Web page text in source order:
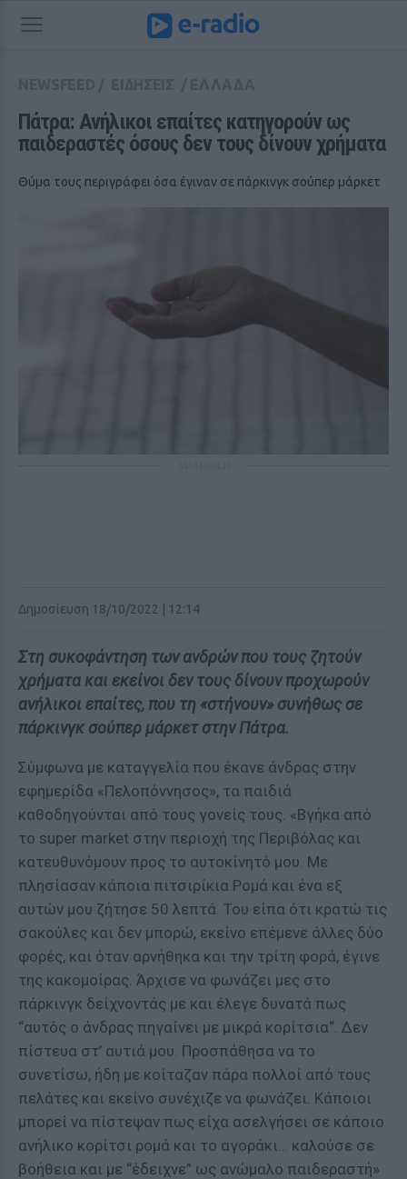
Πάτρα: Ανήλικοι επαίτες κατηγορούν ως
παιδεραστές όσους δεν τους δίνουν χρήματα
Θύμα τους περιγράφει όσα έγιναν σε πάρκινγκ σούπερ μάρκετ
Δημοσίευση 18/10/2022 | 12:14
Στη συκοφάντηση των ανδρών που τους ζητούν
χρήματα και εκείνοι δεν τους δίνουν προχωρούν
ανήλικοι επαίτες, που τη «στήνουν» συνήθως σε
πάρκινγκ σούπερ μάρκετ στην Πάτρα.
Σύμφωνα με καταγγελία που έκανε άνδρας στην
εφημερίδα «Πελοπόννησος», τα παιδιά
καθοδηγούνται από τους γονείς τους. «Βγήκα από
το super market στην περιοχή της Περιβόλας και
κατευθυνόμουν προς το αυτοκίνητό μου. Με
πλησίασαν κάποια πιτσιρίκια Ρομά και ένα εξ
αυτών μου ζήτησε 50 λεπτά. Του είπα ότι κρατώ τις
σακούλες και δεν μπορώ, εκείνο επέμενε άλλες δύο
φορές, και όταν αρνήθηκα και την τρίτη φορά, έγινε
της κακομοίρας. Άρχισε να φωνάζει μες στο
πάρκινγκ δείχνοντάς με και έλεγε δυνατά πως
“αυτός ο άνδρας πηγαίνει με μικρά κορίτσια“. Δεν
πίστευα στ’ αυτιά μου. Προσπάθησα να το
συνετίσω, ήδη με κοίταζαν πάρα πολλοί από τους
πελάτες και εκείνο συνέχιζε να φωνάζει. Κάποιοι
μπορεί να πίστεψαν πως είχα ασελγήσει σε κάποιο
ανήλικο κορίτσι ρομά και το αγοράκι… καλούσε σε
βοήθεια και με “έδειχνε” ως ανώμαλο παιδεραστή»